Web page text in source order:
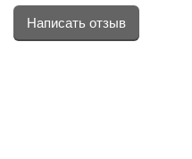
Написать отзыв